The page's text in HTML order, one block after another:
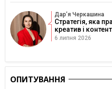
Дарʼя Черкашина
Стратегія, яка
креатив і
6 липня 2026
ОПИТУВАННЯ